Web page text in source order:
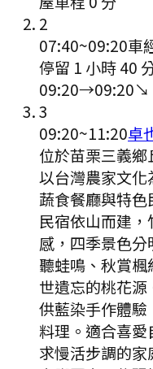
2
07:40~09:20車
停留 1 小時 40
09:20→09:20↘
3
09:20~11:20卓
位於苗栗三義鄉
以台灣農家文化
蔬食餐廳與特
民宿依山而建
感，四季景色
聽蛙鳴、秋賞
世遺忘的桃花
供藍染手作體
料理。適合喜
求慢活步調的